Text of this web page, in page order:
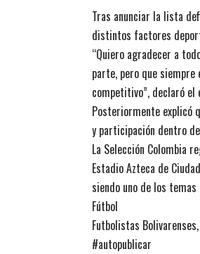
Tras anunciar la lista
distintos factores
“Quiero agradecer a
parte, pero que
competitivo”, declaró
Posteriormente explicó
y participación dentro
La Selección Colombia
Estadio Azteca de
siendo uno de los
Fútbol
Futbolistas
#autopublicar